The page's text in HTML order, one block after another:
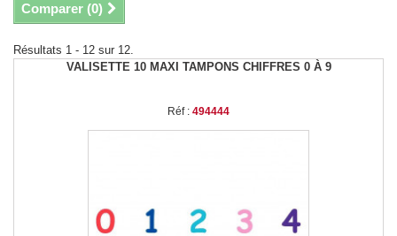
Comparer (0)
Résultats 1 - 12 sur 12.
VALISETTE 10 MAXI TAMPONS CHIFFRES 0 À 9
Réf : 494444